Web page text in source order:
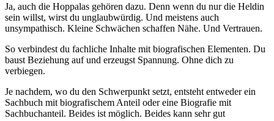
Ja, auch die Hoppalas gehören dazu. Denn wenn du nur die Heldin
sein willst, wirst du unglaubwürdig. Und meistens auch
unsympathisch. Kleine Schwächen schaffen Nähe. Und Vertrauen.
So verbindest du fachliche Inhalte mit biografischen Elementen. Du
baust Beziehung auf und erzeugst Spannung. Ohne dich zu
verbiegen.
Je nachdem, wo du den Schwerpunkt setzt, entsteht entweder ein
Sachbuch mit biografischem Anteil oder eine Biografie mit
Sachbuchanteil. Beides ist möglich. Beides kann sehr gut